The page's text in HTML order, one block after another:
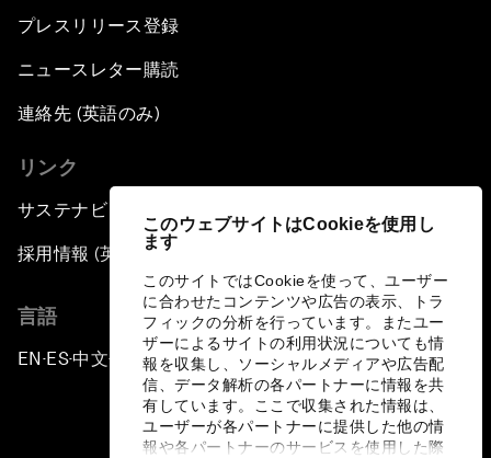
このウェブサイトはCookieを使用し
ます
このサイトではCookieを使って、ユーザー
に合わせたコンテンツや広告の表示、トラ
フィックの分析を行っています。またユー
ザーによるサイトの利用状況についても情
報を収集し、ソーシャルメディアや広告配
信、データ解析の各パートナーに情報を共
有しています。ここで収集された情報は、
ユーザーが各パートナーに提供した他の情
報や各パートナーのサービスを使用した際
プレスリリース登録
ニュースレター購読
連絡先 (英語のみ)
リンク
サステナビリティへの取り組み
採用情報 (英語のみ)
言語
EN ▪ES▪中文▪ 日本語